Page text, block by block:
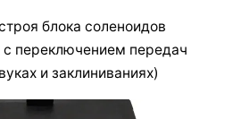
блока соленоидов
переключением передач
и заклиниваниях)